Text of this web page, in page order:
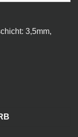
3,5mm,
Menge